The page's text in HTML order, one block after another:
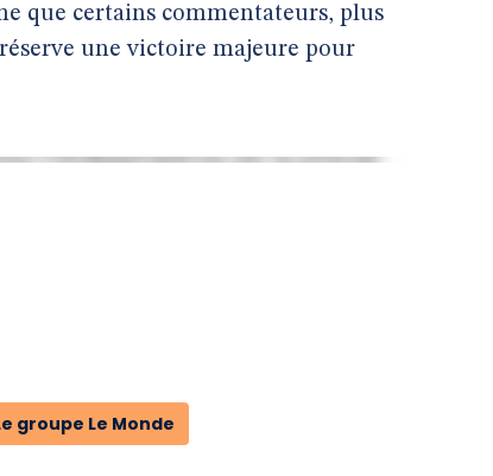
que certains commentateurs, plus
une victoire majeure pour
groupe Le Monde